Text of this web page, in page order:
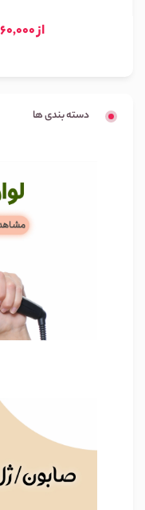
از 160,000 تومان
دسته بندی ها